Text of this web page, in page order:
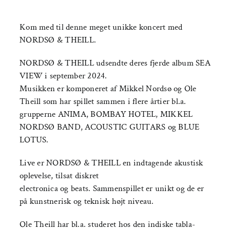
Kom med til denne meget unikke koncert med
NORDSØ & THEILL.
NORDSØ & THEILL udsendte deres fjerde album SEA
VIEW i september 2024.
Musikken er komponeret af Mikkel Nordsø og Ole
Theill som har spillet sammen i flere årtier bl.a.
grupperne ANIMA, BOMBAY HOTEL, MIKKEL
NORDSØ BAND, ACOUSTIC GUITARS og BLUE
LOTUS.
Live er NORDSØ & THEILL en indtagende akustisk
oplevelse, tilsat diskret
electronica og beats. Sammenspillet er unikt og de er
på kunstnerisk og teknisk højt niveau.
Ole Theill har bl.a. studeret hos den indiske tabla-